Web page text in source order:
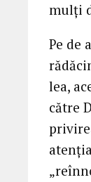
mulți
Pe de
lea,
către